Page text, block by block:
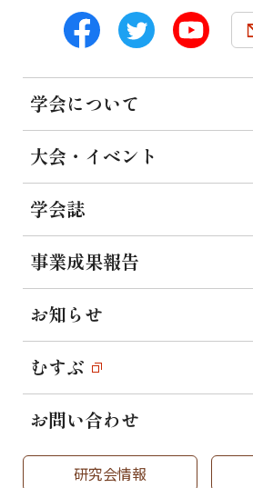
学会について
大会・イベント
学会誌
事業成果報告
お知らせ
むすぶ
お問い合わせ
研究会情報